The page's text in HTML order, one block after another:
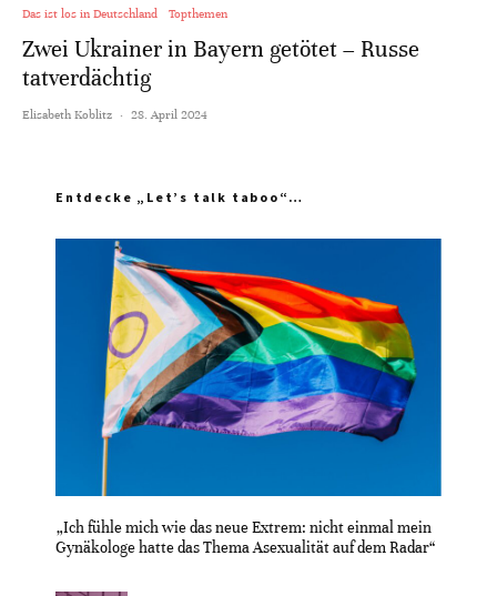
Das ist los in Deutschland Topthemen
Zwei Ukrainer in Bayern getötet – Russe
tatverdächtig
Elisabeth Koblitz · 28. April 2024
Entdecke „Let’s talk taboo“…
„Ich fühle mich wie das neue Extrem: nicht einmal mein
Gynäkologe hatte das Thema Asexualität auf dem Radar“